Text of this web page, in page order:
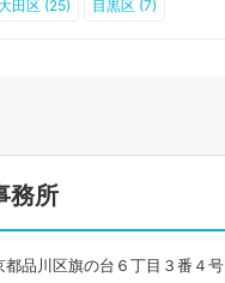
田区 (25) 目黒区 (7)
務所
都品川区旗の台６丁目３番４号